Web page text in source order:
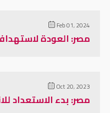
Feb 01, 2024
مصر: العودة
Oct 20, 2023
مصر: بدء الاستعداد